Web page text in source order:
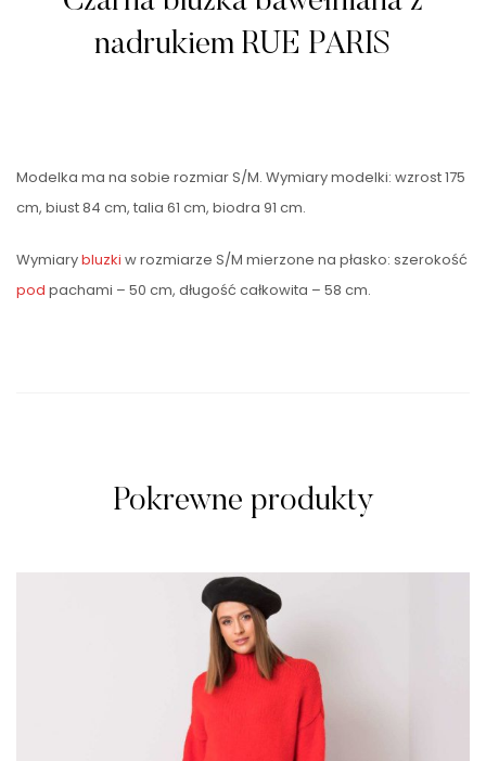
nadrukiem RUE PARIS
Modelka ma na sobie rozmiar S/M. Wymiary modelki: wzrost 175
cm, biust 84 cm, talia 61 cm, biodra 91 cm.
Wymiarybluzki w rozmiarze S/M mierzone na płasko: szerokość
pod pachami – 50 cm, długość całkowita – 58 cm.
Pokrewne produkty